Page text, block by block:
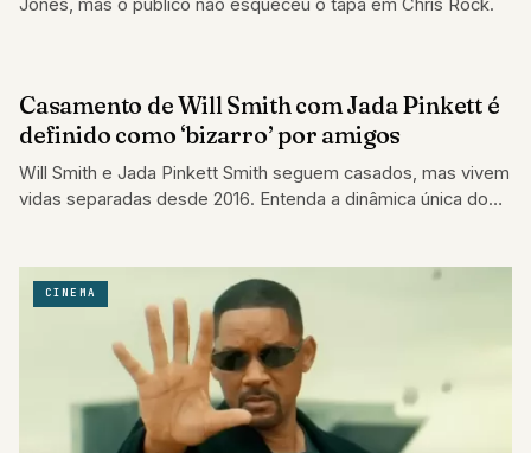
Jones, mas o público não esqueceu o tapa em Chris Rock.
Casamento de Will Smith com Jada Pinkett é
definido como ‘bizarro’ por amigos
Will Smith e Jada Pinkett Smith seguem casados, mas vivem
vidas separadas desde 2016. Entenda a dinâmica única do
CINEMA